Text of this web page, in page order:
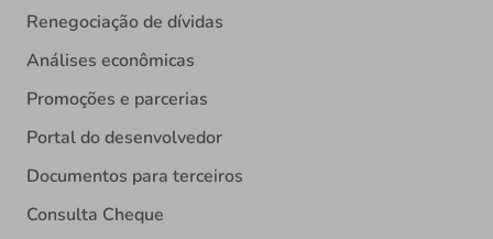
Renegociação de dívidas
Análises econômicas
Promoções e parcerias
Portal do desenvolvedor
Documentos para terceiros
Consulta Cheque